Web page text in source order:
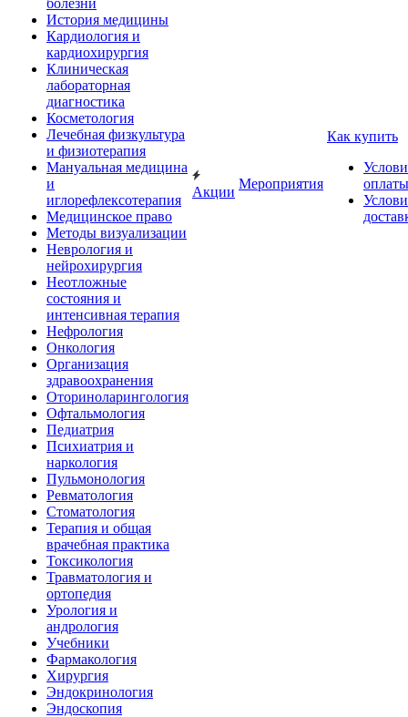
болезни
История медицины
Кардиология и
кардиохирургия
Клиническая
лабораторная
диагностика
Косметология
Лечебная физкультура
и физиотерапия
Мануальная медицина
и
иглорефлексотерапия
Медицинское право
Методы визуализации
Неврология и
нейрохирургия
Неотложные
состояния и
интенсивная терапия
Нефрология
Онкология
Организация
здравоохранения
Оториноларингология
Офтальмология
Педиатрия
Психиатрия и
наркология
Пульмонология
Ревматология
Стоматология
Терапия и общая
врачебная практика
Токсикология
Травматология и
ортопедия
Урология и
андрология
Учебники
Фармакология
Хирургия
Эндокринология
Эндоскопия
Акции
Мероприятия
Как купить
оплаты